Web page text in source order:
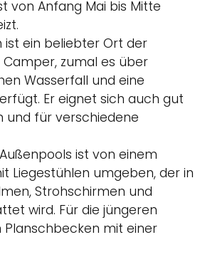
von Anfang Mai bis Mitte
ist ein beliebter Ort der
zumal es über
Wasserfall und eine
Er eignet sich auch gut
und für verschiedene
ist von einem
Liegestühlen umgeben, der in
Strohschirmen und
wird. Für die jüngeren
Planschbecken mit einer